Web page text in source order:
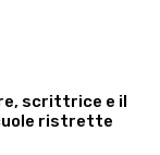
scrittrice e il
ristrette